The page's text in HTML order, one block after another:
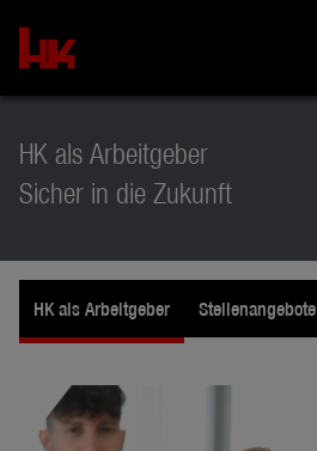
HK als Arbeitgeber
Sicher in die Zukunft
HK als Arbeitgeber Stellenangebote